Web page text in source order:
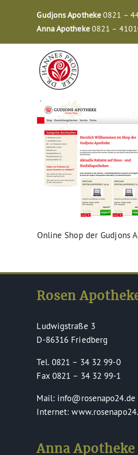
Gudjons Apotheke 0821 –
Anna Apotheke0821 –
Online Shop der Gudjons
Rosen
Ludwigstraße 3
D-86316 Friedberg
Tel. 0821 – 34 32 99-0
Fax 0821 – 34 32 99-1
Mail: info@rosenapo24.de
Internet:
Anna Apotheke